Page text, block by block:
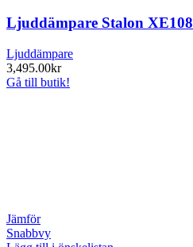
Ljuddämpare Stalon XE108
Ljuddämpare
3,495.00kr
Gå till butik!
Jämför
Snabbvy